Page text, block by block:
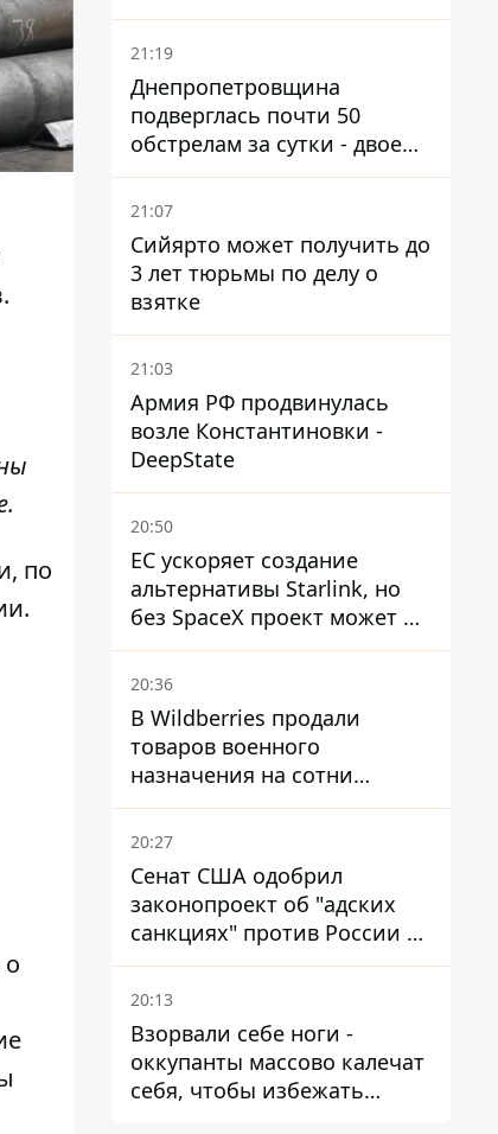
по
21:19
Днепропетровщина
подверглась почти 50
обстрелам за сутки - двое
погибших, шесть
пострадавших
21:07
Сийярто может получить до
3 лет тюрьмы по делу о
взятке
21:03
Армия РФ продвинулась
возле Константиновки -
DeepState
20:50
ЕС ускоряет создание
альтернативы Starlink, но
без SpaceX проект может не
обойтись
20:36
В Wildberries продали
товаров военного
назначения на сотни
миллионов, но удары ВСУ
изменили ситуацию
20:27
Сенат США одобрил
законопроект об "адских
санкциях" против России и
Ирана
20:13
Взорвали себе ноги -
оккупанты массово калечат
себя, чтобы избежать